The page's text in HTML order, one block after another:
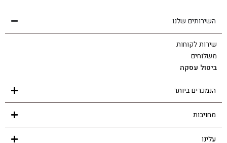
השירותים שלנו
שירות לקוחות
משלוחים
ביטול עסקה
הנמכרים ביותר
מחויבות
עלינו